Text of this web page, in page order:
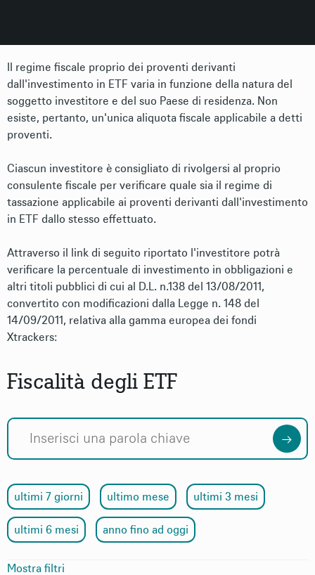
Il regime fiscale proprio dei proventi derivanti
dall'investimento in ETF varia in funzione della natura del
soggetto investitore e del suo Paese di residenza. Non
esiste, pertanto, un'unica aliquota fiscale applicabile a detti
proventi.
Ciascun investitore è consigliato di rivolgersi al proprio
consulente fiscale per verificare quale sia il regime di
tassazione applicabile ai proventi derivanti dall'investimento
in ETF dallo stesso effettuato.
Attraverso il link di seguito riportato l'investitore potrà
verificare la percentuale di investimento in obbligazioni e
altri titoli pubblici di cui al D.L. n.138 del 13/08/2011,
convertito con modificazioni dalla Legge n. 148 del
14/09/2011, relativa alla gamma europea dei fondi
Xtrackers:
Fiscalità degli ETF
ultimi 7 giorni ultimo mese ultimi 3 mesi
ultimi 6 mesi anno fino ad oggi
Mostra filtri